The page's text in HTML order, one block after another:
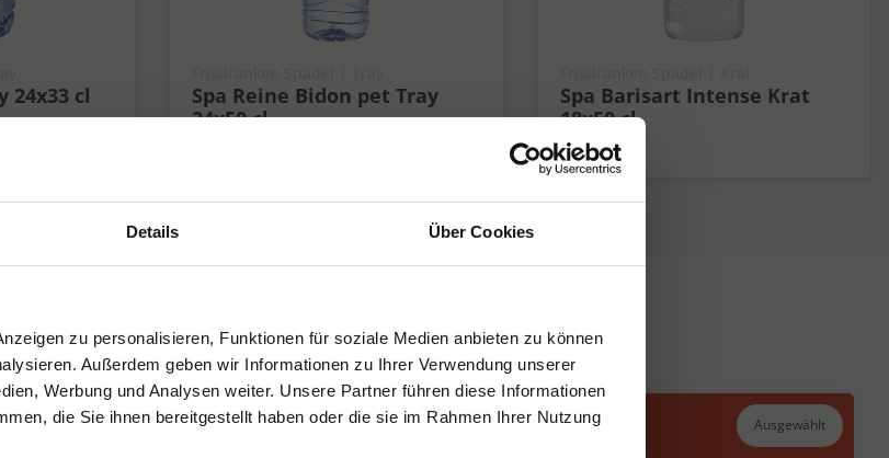
Details Über Cookies
zu personalisieren, Funktionen für soziale Medien anbieten zu können
Außerdem geben wir Informationen zu Ihrer Verwendung unserer
Werbung und Analysen weiter. Unsere Partner führen diese Informationen
die Sie ihnen bereitgestellt haben oder die sie im Rahmen Ihrer Nutzung
24x33 cl
Spa Reine Bidon pet Tray
24x50 cl
Spa Barisart Intense Krat
18x50 cl
Fris
Ausgewählt